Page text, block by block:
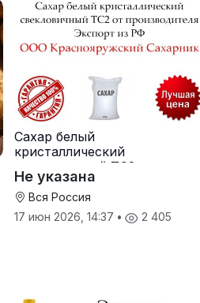
Сахар белый
кристаллический
свекловичный ТС2 от
производителя
Не указана
Вся Россия
17 июн 2026, 14:37 • 2 405